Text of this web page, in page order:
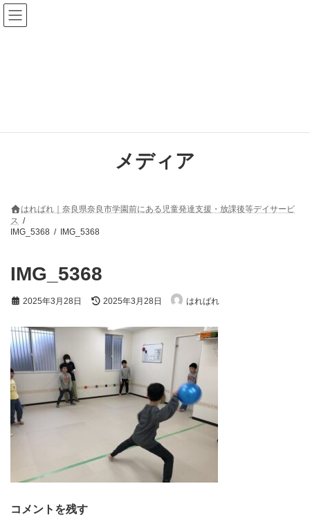
コ
ン
テ
ナ
ビ
ゲ
メディア
はればれ｜奈良県奈良市学園前にある児童発達支援・放課後等デイサービ
ス
IMG_5368
IMG_5368
IMG_5368
2025年3月28日
最
新
日
時
2025年3月28日 はればれ
コメントを残す